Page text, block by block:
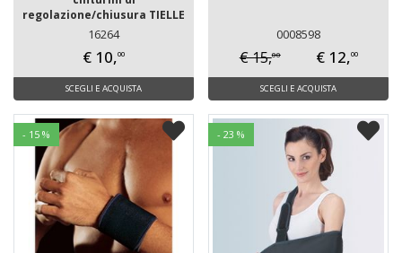
regolazione/chiusura TIELLE
940
16264
€ 10,00
SCEGLI E ACQUISTA
0008598
€ 15,00 € 12,00
SCEGLI E ACQUISTA
- 15 % - 23 %